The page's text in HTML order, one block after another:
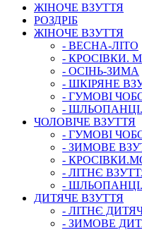
ЖІНОЧЕ ВЗУТТЯ
РОЗДРІБ
ЖІНОЧЕ ВЗУТТЯ
- ВЕСНА-ЛІТО
- КРОСІВКИ.
- ОСІНЬ-ЗИМА
- ШКІРЯНЕ
- ГУМОВІ
-
ЧОЛОВІЧЕ ВЗУТТЯ
- ГУМОВІ
- ЗИМОВЕ
-
- ЛІТНЄ
-
ДИТЯЧЕ ВЗУТТЯ
- ЛІТНЄ
- ЗИМОВЕ